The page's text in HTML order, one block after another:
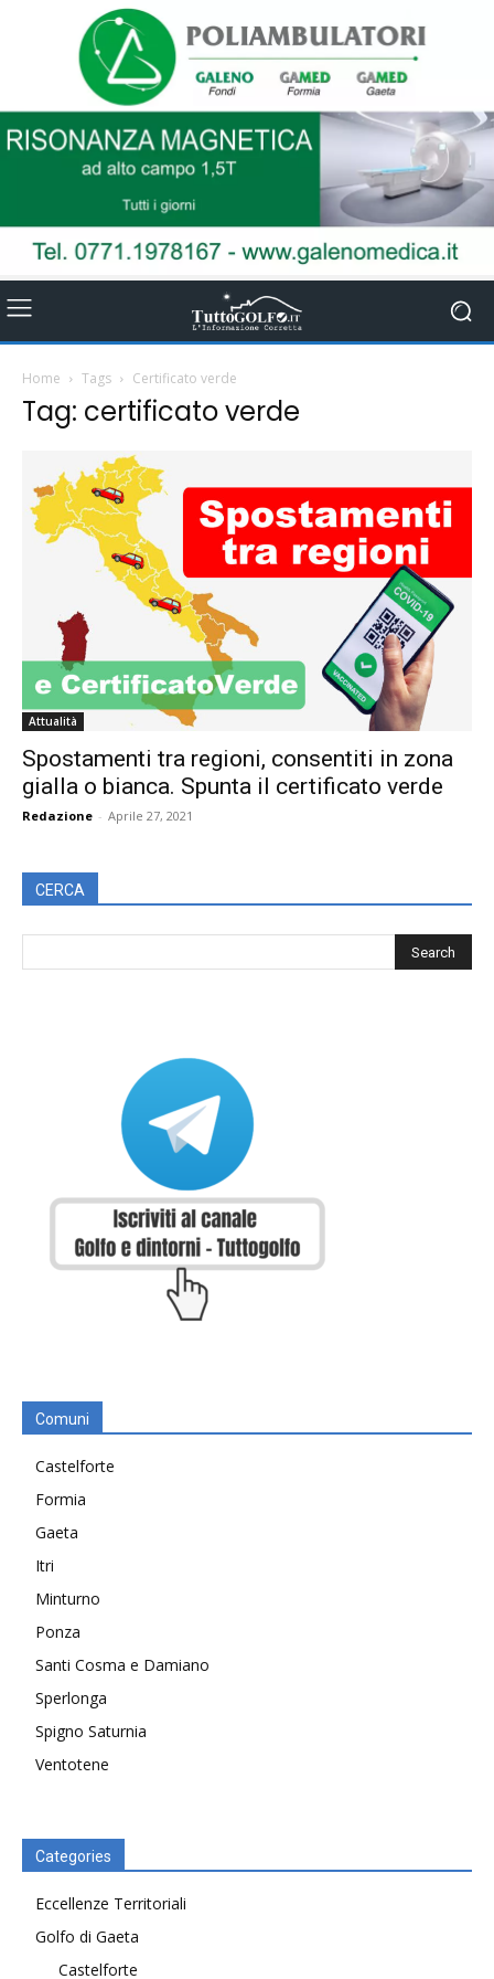
Home Tags Certificato verde
Tag: certificato verde
Attualità
Spostamenti tra regioni, consentiti in zona
gialla o bianca. Spunta il certificato verde
Redazione - Aprile 27, 2021
CERCA
Comuni
Castelforte
Formia
Gaeta
Itri
Minturno
Ponza
Santi Cosma e Damiano
Sperlonga
Spigno Saturnia
Ventotene
Categories
Eccellenze Territoriali
Golfo di Gaeta
Castelforte